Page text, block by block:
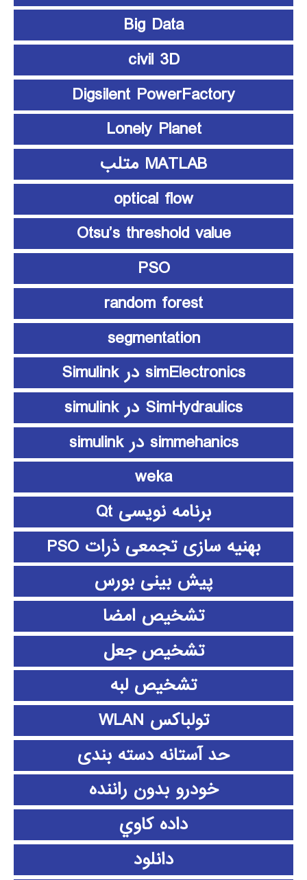
Big Data
civil 3D
Digsilent PowerFactory
Lonely Planet
MATLAB متلب
optical flow
Otsu’s threshold value
PSO
random forest
segmentation
simElectronics در Simulink
SimHydraulics در simulink
simmehanics در simulink
weka
برنامه نویسی Qt
بهنیه سازی تجمعی ذرات PSO
پیش بینی بورس
تشخیص امضا
تشخیص جعل
تشخیص لبه
تولباکس WLAN
حد آستانه دسته بندی
خودرو بدون راننده
داده كاوي
دانلود